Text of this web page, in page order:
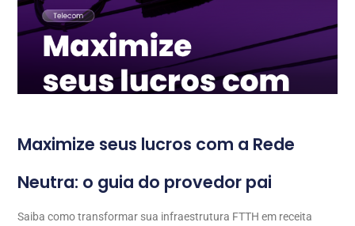
Maximize seus lucros com a Rede
Neutra: o guia do provedor pai
Saiba como transformar sua infraestrutura FTTH em receita